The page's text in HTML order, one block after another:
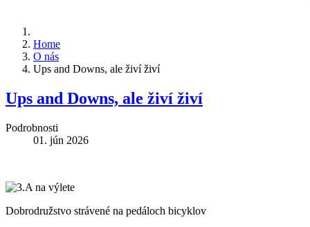
Home
O nás
Ups and Downs, ale živí živí
Ups and Downs, ale živí živí
Podrobnosti
01. jún 2026
Dobrodružstvo strávené na pedáloch bicyklov